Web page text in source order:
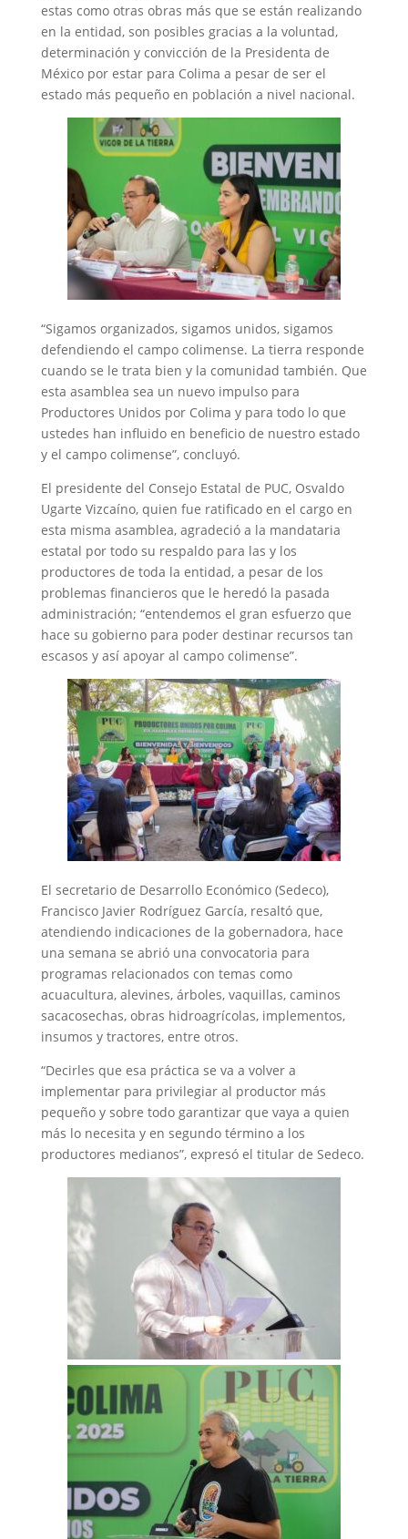
estas como otras obras más que se están realizando
en la entidad, son posibles gracias a la voluntad,
determinación y convicción de la Presidenta de
México por estar para Colima a pesar de ser el
estado más pequeño en población a nivel nacional.
“Sigamos organizados, sigamos unidos, sigamos
defendiendo el campo colimense. La tierra responde
cuando se le trata bien y la comunidad también. Que
esta asamblea sea un nuevo impulso para
Productores Unidos por Colima y para todo lo que
ustedes han influido en beneficio de nuestro estado
y el campo colimense”, concluyó.
El presidente del Consejo Estatal de PUC, Osvaldo
Ugarte Vizcaíno, quien fue ratificado en el cargo en
esta misma asamblea, agradeció a la mandataria
estatal por todo su respaldo para las y los
productores de toda la entidad, a pesar de los
problemas financieros que le heredó la pasada
administración; “entendemos el gran esfuerzo que
hace su gobierno para poder destinar recursos tan
escasos y así apoyar al campo colimense”.
El secretario de Desarrollo Económico (Sedeco),
Francisco Javier Rodríguez García, resaltó que,
atendiendo indicaciones de la gobernadora, hace
una semana se abrió una convocatoria para
programas relacionados con temas como
acuacultura, alevines, árboles, vaquillas, caminos
sacacosechas, obras hidroagrícolas, implementos,
insumos y tractores, entre otros.
“Decirles que esa práctica se va a volver a
implementar para privilegiar al productor más
pequeño y sobre todo garantizar que vaya a quien
más lo necesita y en segundo término a los
productores medianos”, expresó el titular de Sedeco.